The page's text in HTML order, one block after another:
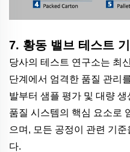
7. 황동 밸브 테스트
당사의 테스트 연구소는 최
단계에서 엄격한 품질 관리
발부터 샘플 평가 및 대량
품질 시스템의 핵심 요소로
으며, 모든 공정이 관련 기
다.